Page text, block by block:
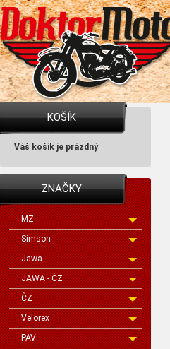
KOŠÍK
Váš košík je prázdný
ZNAČKY
MZ
Simson
Jawa
JAWA - ČZ
ČZ
Velorex
PAV